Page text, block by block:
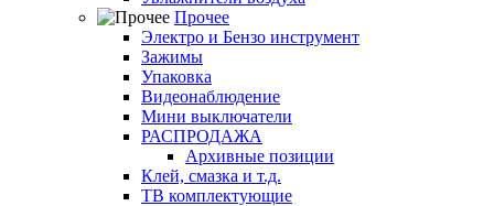
Прочее
Электро и Бензо инструмент
Зажимы
Упаковка
Видеонаблюдение
Мини выключатели
РАСПРОДАЖА
Архивные позиции
Клей, смазка и т.д.
ТВ комплектующие